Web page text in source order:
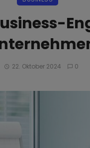
22. Oktober 2024 0